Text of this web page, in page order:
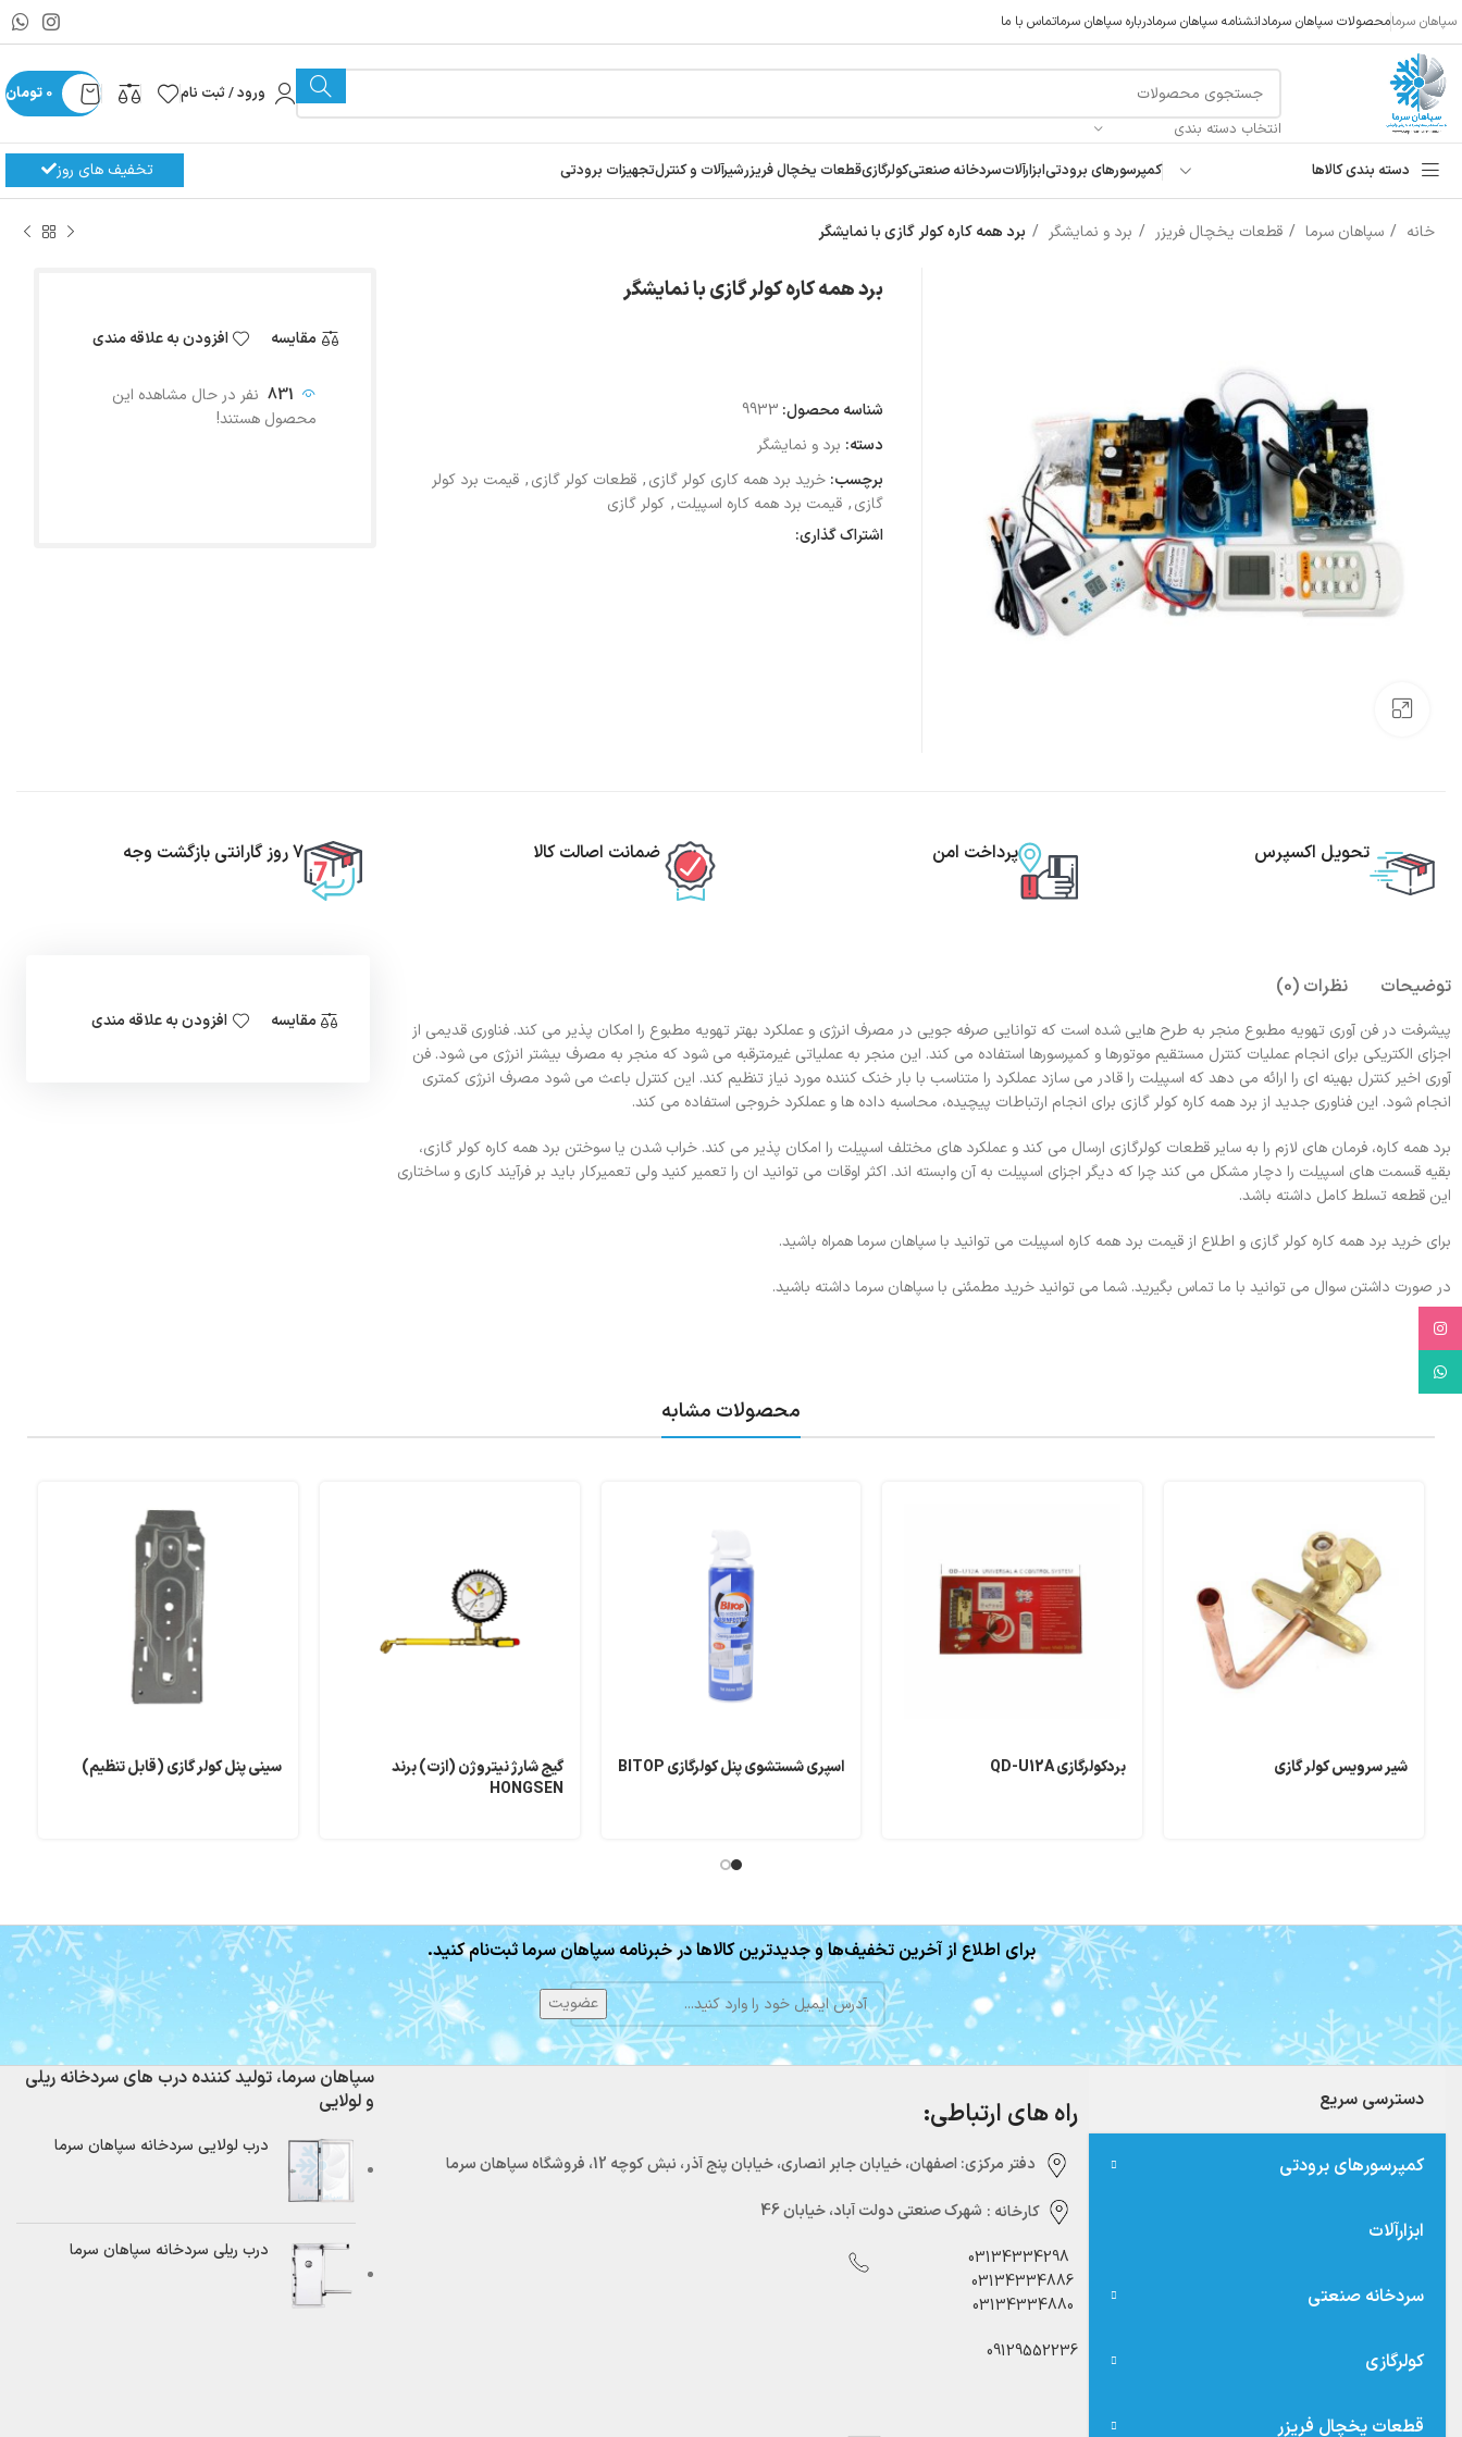
سپاهان سرمامحصولات سپاهان سرمادانشنامه سپاهان سرمادرباره سپاهان سرماتماس با ما
انتخاب دسته بندی
ورود / ثبت نام 0 تومان
دسته بندی کالاها کمپرسورهای برودتیابزارآلاتسردخانه صنعتیکولرگازیقطعات یخچال فریزرشیرآلات و کنترلتجهیزات برودتی تخفیف های روز
خانه سپاهان سرما قطعات یخچال فریزر برد و نمایشگر برد همه کاره کولر گازی با نمایشگر
برد همه کاره کولر گازی با نمایشگر
شناسه محصول: 9933
دسته: برد و نمایشگر
برچسب: خرید برد همه کاری کولر گازی, قطعات کولر گازی, قیمت برد کولر
گازی, قیمت برد همه کاره اسپیلت, کولر گازی
اشتراک گذاری:
مقایسه افزودن به علاقه مندی
831 نفر در حال مشاهده این
محصول هستند!
تحویل اکسپرس پرداخت امن ضمانت اصالت کالا 7 روز گارانتی بازگشت وجه
توضیحات نظرات (0)
پیشرفت در فن آوری تهویه مطبوع منجر به طرح هایی شده است که توانایی صرفه جویی در مصرف انرژی و عملکرد بهتر تهویه مطبوع را امکان پذیر می کند. فناوری قدیمی از
اجزای الکتریکی برای انجام عملیات کنترل مستقیم موتورها و کمپرسورها استفاده می کند. این منجر به عملیاتی غیرمترقبه می شود که منجر به مصرف بیشتر انرژی می شود. فن
آوری اخیر کنترل بهینه ای را ارائه می دهد که اسپیلت را قادر می سازد عملکرد را متناسب با بار خنک کننده مورد نیاز تنظیم کند. این کنترل باعث می شود مصرف انرژی کمتری
انجام شود. این فناوری جدید از برد همه کاره کولر گازی برای انجام ارتباطات پیچیده، محاسبه داده ها و عملکرد خروجی استفاده می کند.
برد همه کاره، فرمان های لازم را به سایر قطعات کولرگازی ارسال می کند و عملکرد های مختلف اسپیلت را امکان پذیر می کند. خراب شدن یا سوختن برد همه کاره کولر گازی،
بقیه قسمت های اسپیلت را دچار مشکل می کند چرا که دیگر اجزای اسپیلت به آن وابسته اند. اکثر اوقات می توانید ان را تعمیر کنید ولی تعمیرکار باید بر فرآیند کاری و ساختاری
این قطعه تسلط کامل داشته باشد.
برای خرید برد همه کاره کولر گازی و اطلاع از قیمت برد همه کاره اسپیلت می توانید با سپاهان سرما همراه باشید.
در صورت داشتن سوال می توانید با ما تماس بگیرید. شما می توانید خرید مطمئنی با سپاهان سرما داشته باشید.
مقایسه افزودن به علاقه مندی
محصولات مشابه
شیر سرویس کولر گازی بردکولرگازی QD-U12A اسپری شستشوی پنل کولرگازی BITOP
گیج شارژ نیتروژن (ازت) برند
HONGSEN
سینی پنل کولر گازی (قابل تنظیم)
برای اطلاع از آخرین تخفیف‌ها و جدیدترین کالاها در خبرنامه سپاهان سرما ثبت‌نام کنید.
دسترسی سریع
کمپرسورهای برودتی
ابزارآلات
سردخانه صنعتی
کولرگازی
قطعات یخچال فریزر
راه های ارتباطی:
دفتر مرکزی:‌ اصفهان، خیابان جابر انصاری، خیابان پنج آذر، نبش کوچه 12، فروشگاه سپاهان سرما
کارخانه : شهرک صنعتی دولت آباد، خیابان 46
03134334298
03134334886
03134334880
09129552236
سپاهان سرما، تولید کننده درب های سردخانه ریلی
و لولایی
درب لولایی سردخانه سپاهان سرما
درب ریلی سردخانه سپاهان سرما